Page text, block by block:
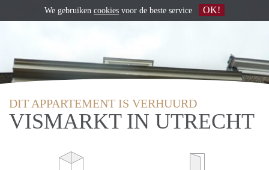
DIT APPARTEMENT IS VERHUURD
VISMARKT IN UTRECHT
We gebruiken cookies voor de beste service OK!